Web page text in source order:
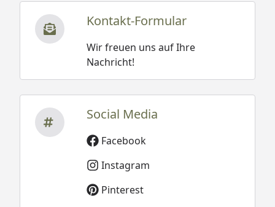
Kontakt-Formular
Wir freuen uns auf Ihre
Nachricht!
Social Media
Facebook
Instagram
Pinterest